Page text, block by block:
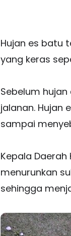
Hujan es batu
yang keras
Sebelum
jalanan.
sampai
Kepala
menurunkan
sehingga